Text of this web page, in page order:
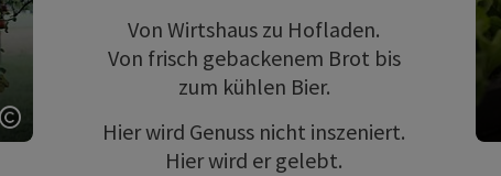
Copyright öffnen
Von Wirtshaus zu Hofladen.
Von frisch gebackenem Brot bis
zum kühlen Bier.
Hier wird Genuss nicht inszeniert.
Hier wird er gelebt.